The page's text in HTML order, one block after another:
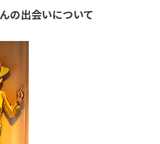
の出会いについて